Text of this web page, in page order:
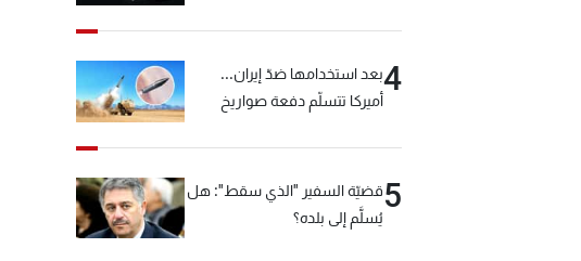
4بعد استخدامها ضدّ إيران...
أميركا تتسلّم دفعة صواريخ
5قضيّة السفير "الذي سقط": هل
يُسلَّم إلى بلده؟